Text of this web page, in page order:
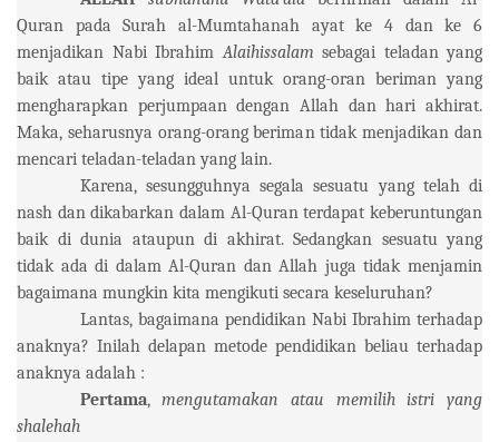
Quran pada Surah al-Mumtahanah ayat ke 4 dan ke 6
menjadikan Nabi IbrahimAlaihissalam sebagai teladan yang
baik atau tipe yang ideal untuk orang-oran beriman yang
mengharapkan perjumpaan dengan Allah dan hari akhirat.
Maka, seharusnya orang-orang beriman tidak menjadikan dan
mencari teladan-teladan yang lain.
Karena, sesungguhnya segala sesuatu yang telah di
nash dan dikabarkan dalam Al-Quran terdapat keberuntungan
baik di dunia ataupun di akhirat. Sedangkan sesuatu yang
tidak ada di dalam Al-Quran dan Allah juga tidak menjamin
bagaimana mungkin kita mengikuti secara keseluruhan?
Lantas, bagaimana pendidikan Nabi Ibrahim terhadap
anaknya? Inilah delapan metode pendidikan beliau terhadap
anaknya adalah :
Pertama,mengutamakan atau memilih istri yang
shalehah